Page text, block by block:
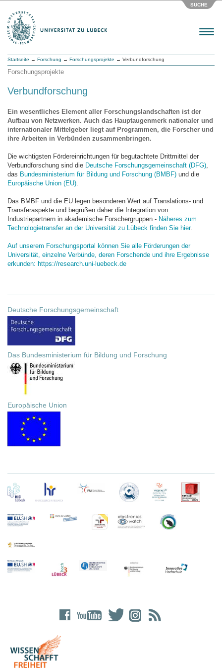
SUCHE
Menu
Startseite → Forschung → Forschungsprojekte → Verbundforschung
Forschungsprojekte
Verbundforschung
Ein wesentliches Element aller Forschungslandschaften ist der
Aufbau von Netzwerken. Auch das Hauptaugenmerk nationaler und
internationaler Mittelgeber liegt auf Programmen, die Forscher und
ihre Arbeiten in Verbünden zusammenbringen.
Die wichtigsten Fördereinrichtungen für begutachtete Drittmittel der
Verbundforschung sind die Deutsche Forschungsgemeinschaft (DFG),
das Bundesministerium für Bildung und Forschung (BMBF) und die
Europäische Union (EU).
Das BMBF und die EU legen besonderen Wert auf Translations- und
Transferaspekte und begrüßen daher die Integration von
Industriepartnern in akademische Forschergruppen - Näheres zum
Technologietransfer an der Universität zu Lübeck finden Sie hier.
Auf unserem Forschungsportal können Sie alle Förderungen der
Universität, einzelne Verbünde, deren Forschende und ihre Ergebnisse
erkunden: https://research.uni-luebeck.de
Deutsche Forschungsgemeinschaft
Das Bundesministerium für Bildung und Forschung
Europäische Union